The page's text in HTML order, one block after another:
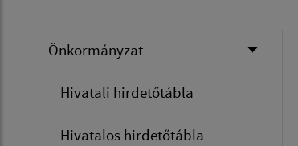
Önkormányzat
Hivatali hirdetőtábla
Hivatalos hirdetőtábla